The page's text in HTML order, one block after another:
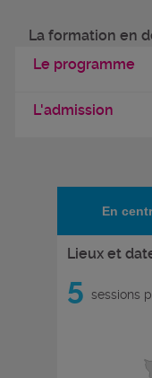
La formation en
Le programme
L'admission
En
Lieux et
5 sessions